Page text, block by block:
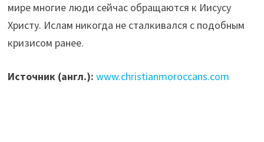
мире многие люди сейчас обращаются к Иисусу
Христу. Ислам никогда не сталкивался с подобным
кризисом ранее.
Источник (англ.): www.christianmoroccans.com